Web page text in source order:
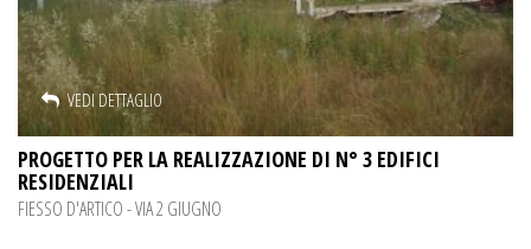
VEDI DETTAGLIO
PROGETTO PER LA REALIZZAZIONE DI N° 3 EDIFICI
RESIDENZIALI
FIESSO D'ARTICO - VIA 2 GIUGNO